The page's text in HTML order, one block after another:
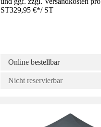
ST329,95 €*/ ST
Online bestellbar
Nicht reservierbar